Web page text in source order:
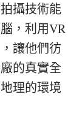
攝技術能
，利用VR
讓他們彷
的真實全
理的環境